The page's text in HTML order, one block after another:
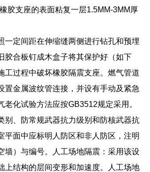
胶支座的表面粘复一层1.5MM-3MM厚
一定间距在伸缩缝两侧进行钻孔和预埋
胶合板钉成木盒子将其保护好（如下
工过程中破坏橡胶隔震支座。燃气管道
置金属波纹管连接，并设有手动及紧急
老化试验方法应按GB3512规定采用。
别、防常规武器抗力级别和防核武器抗
平面中应标明人防区和非人防区，注明
墙）与编号。人工场地隔震：采用该设
上结构的层间变形和加速度。人工场地